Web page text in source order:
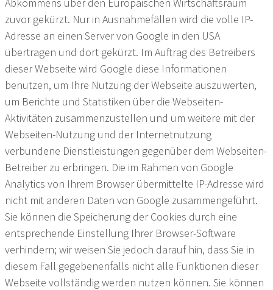
zuvor gekürzt. Nur in Ausnahmefällen wird die volle IP-
Adresse an einen Server von Google in den USA
übertragen und dort gekürzt. Im Auftrag des Betreibers
dieser Webseite wird Google diese Informationen
benutzen, um Ihre Nutzung der Webseite auszuwerten,
um Berichte und Statistiken über die Webseiten-
Aktivitäten zusammenzustellen und um weitere mit der
Webseiten-Nutzung und der Internetnutzung
verbundene Dienstleistungen gegenüber dem Webseiten-
Betreiber zu erbringen. Die im Rahmen von Google
Analytics von Ihrem Browser übermittelte IP-Adresse wird
nicht mit anderen Daten von Google zusammengeführt.
Sie können die Speicherung der Cookies durch eine
entsprechende Einstellung Ihrer Browser-Software
verhindern; wir weisen Sie jedoch darauf hin, dass Sie in
diesem Fall gegebenenfalls nicht alle Funktionen dieser
Webseite vollständig werden nutzen können. Sie können